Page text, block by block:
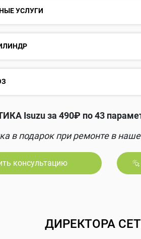
УСЛУГИ
Isuzu за 490₽ по 43
в подарок при ремонте в
консультацию
ДИРЕКТОРА